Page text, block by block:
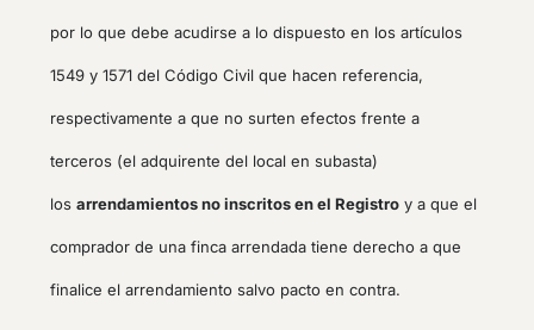
por lo que debe acudirse a lo dispuesto en los artículos
1549 y 1571 del Código Civil que hacen referencia,
respectivamente a que no surten efectos frente a
terceros (el adquirente del local en subasta)
los arrendamientos no inscritos en el Registroy a que el
comprador de una finca arrendada tiene derecho a que
finalice el arrendamiento salvo pacto en contra.